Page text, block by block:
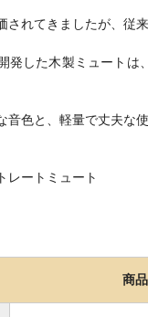
されてきましたが、従
発した木製ミュート
音色と、軽量で丈夫な
レートミュート
商